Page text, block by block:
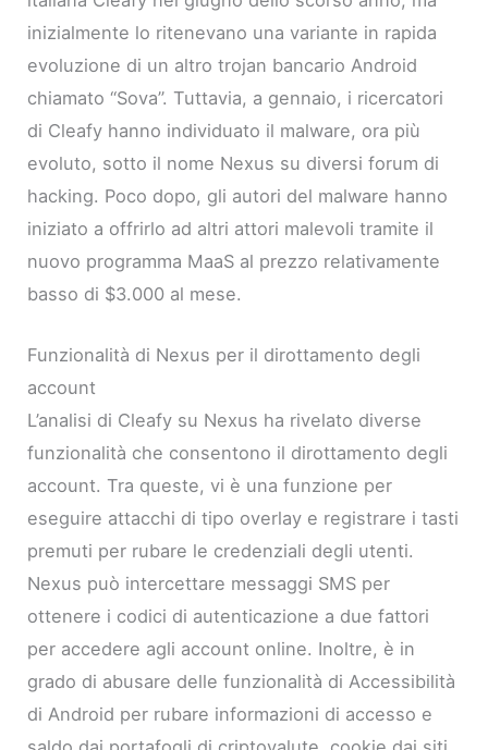
inizialmente lo ritenevano una variante in rapida
evoluzione di un altro trojan bancario Android
chiamato “Sova”. Tuttavia, a gennaio, i ricercatori
di Cleafy hanno individuato il malware, ora più
evoluto, sotto il nome Nexus su diversi forum di
hacking. Poco dopo, gli autori del malware hanno
iniziato a offrirlo ad altri attori malevoli tramite il
nuovo programma MaaS al prezzo relativamente
basso di $3.000 al mese.
Funzionalità di Nexus per il dirottamento degli
account
L’analisi di Cleafy su Nexus ha rivelato diverse
funzionalità che consentono il dirottamento degli
account. Tra queste, vi è una funzione per
eseguire attacchi di tipo overlay e registrare i tasti
premuti per rubare le credenziali degli utenti.
Nexus può intercettare messaggi SMS per
ottenere i codici di autenticazione a due fattori
per accedere agli account online. Inoltre, è in
grado di abusare delle funzionalità di Accessibilità
di Android per rubare informazioni di accesso e